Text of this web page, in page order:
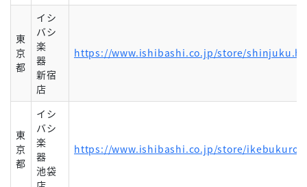
東
京
都
イシ
バシ
楽
器
新宿
店
https://www.ishibashi.co.jp/store/
東
京
都
イシ
バシ
楽
器
池袋
https://www.ishibashi.co.jp/store/